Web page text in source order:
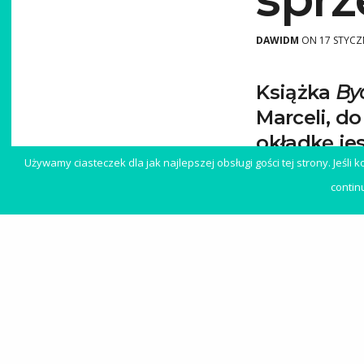
DAWIDM ON 17
Książka
Marceli,
okładkę
mnie
sama
polecam.
Używamy ciasteczek dla jak najlepszej obsługi gości tej strony.